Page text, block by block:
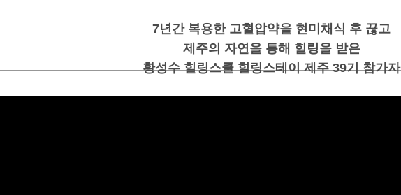
7년간 복용한 고혈압약을 현미채식 후 끊고
제주의 자연을 통해 힐링을 받은
황성수 힐링스쿨 힐링스테이 제주 39기 참가자